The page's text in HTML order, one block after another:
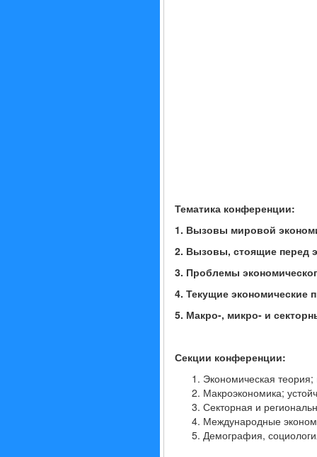
Тематика конференции:
1. Вызовы мировой
2. Вызовы, стоящие перед
3. Проблемы
4. Текущие экономические
5. Макро-, микро- и
Секции конференции:
Экономическая
Макроэкономика;
Секторная и
Международные
Демография,